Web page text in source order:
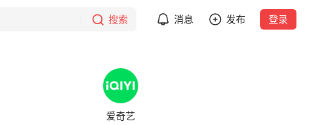
搜索 消息 发布 登录
爱奇艺